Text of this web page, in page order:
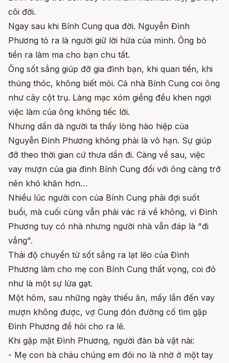
cõi đời.
Ngay sau khi Bính Cung qua đời. Nguyễn Đình
Phương tỏ ra là người giữ lời hứa của mình. Ông bỏ
tiền ra làm ma cho bạn chu tất.
Ông sốt sắng giúp đỡ gia đình bạn, khi quan tiền, khi
thúng thóc, không biết mỏi. Cả nhà Bính Cung coi ông
như cây cột trụ. Làng mạc xóm giềng đều khen ngợi
việc làm của ông không tiếc lời.
Nhưng dần dà người ta thấy lòng hào hiệp của
Nguyễn Đình Phương không phải là vô hạn. Sự giúp
đỡ theo thời gian cứ thưa dần đi. Càng về sau, việc
vay mượn của gia đình Bính Cung đối với ông càng trở
nên khó khăn hơn…
Nhiều lúc người con của Bính Cung phải đợi suốt
buổi, mà cuối cùng vẫn phải vác rá về không, vì Đình
Phương tuy có nhà nhưng người nhà vẫn đáp là "đi
vắng".
Thái độ chuyển từ sốt sắng ra lạt lẽo của Đình
Phương làm cho mẹ con Bính Cung thất vọng, coi đó
như là một sự lừa gạt.
Một hôm, sau những ngày thiếu ăn, mấy lần đến vay
mượn không được, vợ Cung đón đường cố tìm gặp
Đình Phương để hỏi cho ra lẽ.
Khi gặp mặt Đình Phương, người đàn bà vật nài:
- Mẹ con bà cháu chúng em đói no là nhờ ở một tay